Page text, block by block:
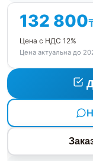
132 800
Цена с НДС 12%
Цена актуальна до